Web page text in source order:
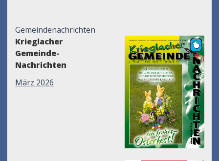
Gemeindenachrichten
Krieglacher
Gemeinde-
Nachrichten
März 2026